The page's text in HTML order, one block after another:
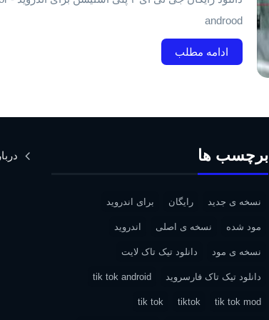
androod
ادامه مطلب
برچسب ها
نسخه ی جدید رایگان برای اندروید
مود شده نسخه ی اصلی اندروید
نسخه ی مود دانلود تیک تاک لایت
دانلود تیک تاک فارسروید tik tok android
tik tok mod
tiktok
tik tok